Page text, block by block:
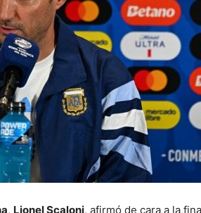
, Lionel Scaloni, afirmó de cara a la